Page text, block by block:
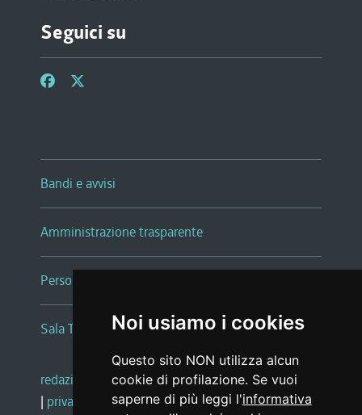
Noi usiamo i cookies
Questo sito NON utilizza alcun
cookie di profilazione. Se vuoi
saperne di più leggi l'informativa
Seguici su
Bandi e avvisi
Amministrazione trasparente
Persone e Uffici
Sala Tiziano Tessitori
redazione web |note legali |glossario
| privacy
social media policy